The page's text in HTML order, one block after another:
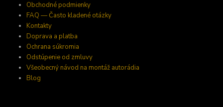
Obchodné podmienky
FAQ — Často kladené otázky
Kontakty
Doprava a platba
Ochrana súkromia
Odstúpenie od zmluvy
Všeobecný návod na montáž autorádia
Blog